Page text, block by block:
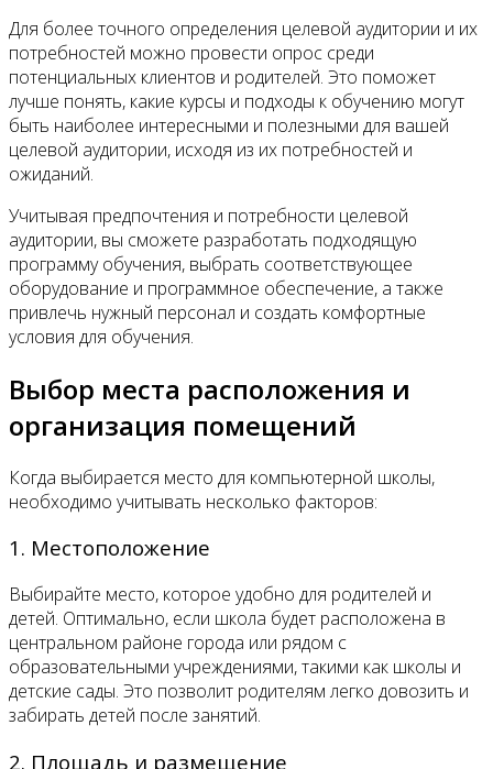
Для более точного определения целевой аудитории и их
потребностей можно провести опрос среди
потенциальных клиентов и родителей. Это поможет
лучше понять, какие курсы и подходы к обучению могут
быть наиболее интересными и полезными для вашей
целевой аудитории, исходя из их потребностей и
ожиданий.
Учитывая предпочтения и потребности целевой
аудитории, вы сможете разработать подходящую
программу обучения, выбрать соответствующее
оборудование и программное обеспечение, а также
привлечь нужный персонал и создать комфортные
условия для обучения.
Выбор места расположения и
организация помещений
Когда выбирается место для компьютерной школы,
необходимо учитывать несколько факторов:
1. Местоположение
Выбирайте место, которое удобно для родителей и
детей. Оптимально, если школа будет расположена в
центральном районе города или рядом с
образовательными учреждениями, такими как школы и
детские сады. Это позволит родителям легко довозить и
забирать детей после занятий.
2. Площадь и размещение